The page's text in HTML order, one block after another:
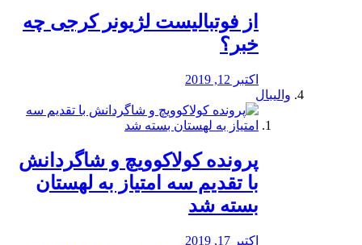
از فوتبالیست لژیونر کرجی چه
خبر؟
اکتبر 12, 2019
والیبال
پرونده کولاکوویچ و شاگردانش
با تقدیم سه امتیاز به لهستان
بسته شد
اکتبر 17, 2019